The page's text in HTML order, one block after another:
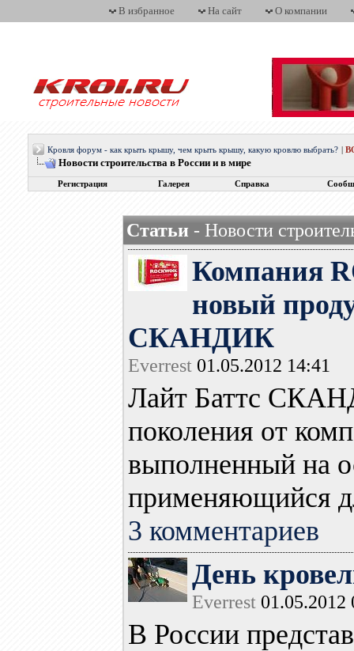
В избранное На сайт О компании
Кровля форум - как крыть крышу, чем крыть крышу, какую кровлю выбрать?
Новости строительства в России и в мире
Регистрация Галерея Справка
Статьи - Новости
Компания
новый
СКАНДИК
Everrest 01.05.2012 14:41
Лайт Баттс
поколения от
выполненный на
применяющийся
3 комментариев
День
Everrest 01.05.2012
В России